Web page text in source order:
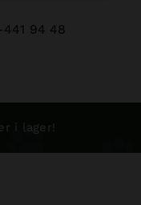
94 48
i lager!